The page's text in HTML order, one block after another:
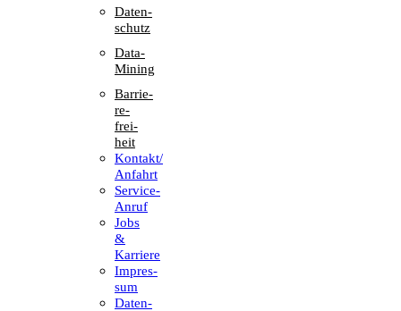
Daten­
schutz
Data-
Mining
Barrie­
re­
frei­
heit
Kontakt/​​
Anfahrt
Service-
Anruf
Jobs
&
Karriere
Impres­
sum
Daten­